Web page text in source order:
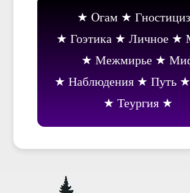
Oгам
Гоэтика
Личное
Межмирье
Наблюдения
Путь
Теургия